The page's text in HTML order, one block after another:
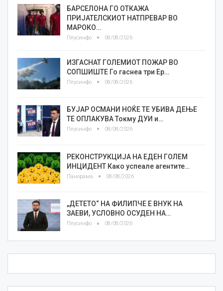
БАРСЕЛОНА ГО ОТКАЖА
ПРИЈАТЕЛСКИОТ НАТПРЕВАР ВО
МАРОКО…
Плусинфо 08/08/2026
ИЗГАСНАТ ГОЛЕМИОТ ПОЖАР ВО
СОПШИШТЕ Го гаснеа три Ер…
Плусинфо 08/08/2026
БУЈАР ОСМАНИ НОЌЕ ТЕ УБИВА ДЕЊЕ
ТЕ ОПЛАКУВА Токму ДУИ и…
Плусинфо 08/08/2026
РЕКОНСТРУКЦИЈА НА ЕДЕН ГОЛЕМ
ИНЦИДЕНТ Како успеале агентите…
Панорама 08/08/2026
„ДЕТЕТО“ НА ФИЛИПЧЕ Е ВНУК НА
ЗАЕВИ, УСЛОВНО ОСУДЕН НА…
Плусинфо 08/08/2026